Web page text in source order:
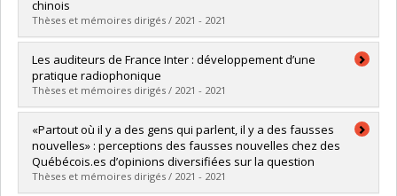
chinois
Thèses et mémoires dirigés / 2021 - 2021
Diplômé(e) :Zhao, Yan
Cycle :Maîtrise
Diplôme obtenu :M. Sc.
Lien vers le document dans Papyrus
Les auditeurs de France Inter : développement d’une
pratique radiophonique
Thèses et mémoires dirigés / 2021 - 2021
Diplômé(e) : Bertin, Juliette
Cycle :Maîtrise
Diplôme obtenu :M.A.
Lien vers le document dans Papyrus
«Partout où il y a des gens qui parlent, il y a des fausses
nouvelles» : perceptions des fausses nouvelles chez des
Québécois.es d’opinions diversifiées sur la question
Thèses et mémoires dirigés / 2021 - 2021